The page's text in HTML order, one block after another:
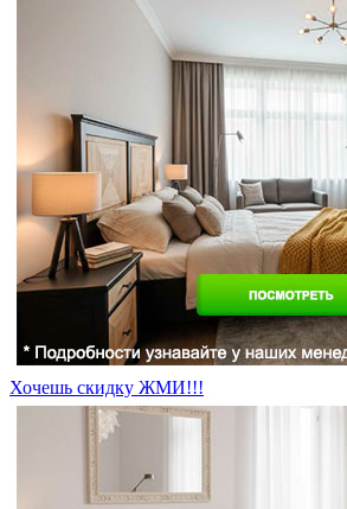
Хочешь скидку ЖМИ!!!